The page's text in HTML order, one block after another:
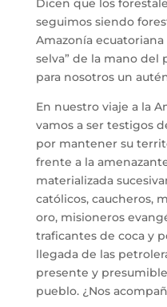
Dicen que los
seguimos siendo
Amazonía
selva” de la mano del
para nosotros un
En nuestro viaje a la
vamos a ser testigos
por mantener su
frente a la
materializada
católicos, caucheros,
oro, misioneros
traficantes de coca y
llegada de las
presente y
pueblo. ¿Nos